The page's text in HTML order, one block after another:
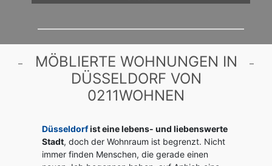
MÖBLIERTE WOHNUNGEN IN
DÜSSELDORF VON
0211WOHNEN
Düsseldorfist eine lebens- und liebenswerte
Stadt, doch der Wohnraum ist begrenzt. Nicht
immer finden Menschen, die gerade einen